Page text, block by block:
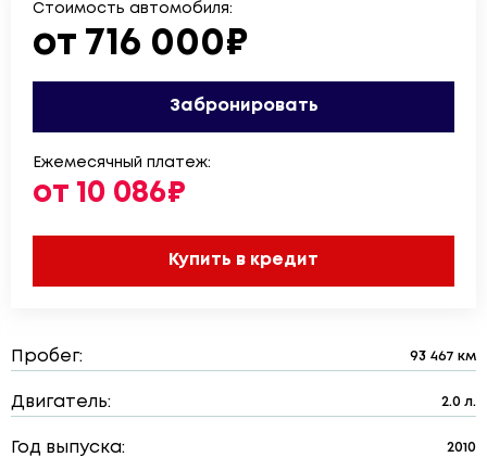
Стоимость автомобиля:
от 716 000₽
Забронировать
Ежемесячный платеж:
от 10 086₽
Купить в кредит
Пробег: 93 467 км
Двигатель: 2.0 л.
Год выпуска: 2010